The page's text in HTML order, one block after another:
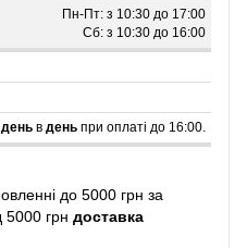
Пн-Пт: з 10:30 до 17:00
Сб: з 10:30 до 16:00
день в день при оплаті до 16:00.
до 5000 грн за
5000 грн доставка